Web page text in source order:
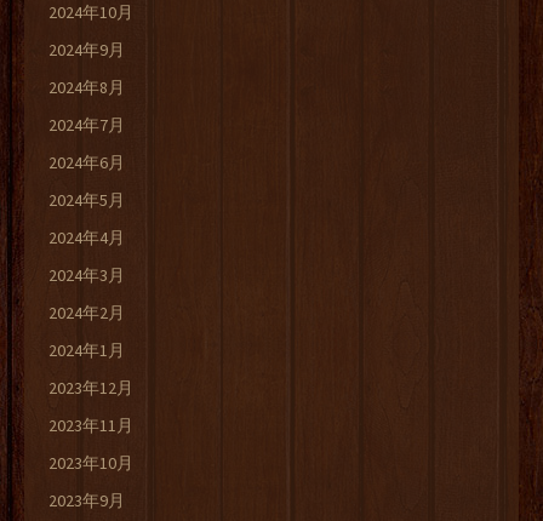
2024年10月
2024年9月
2024年8月
2024年7月
2024年6月
2024年5月
2024年4月
2024年3月
2024年2月
2024年1月
2023年12月
2023年11月
2023年10月
2023年9月